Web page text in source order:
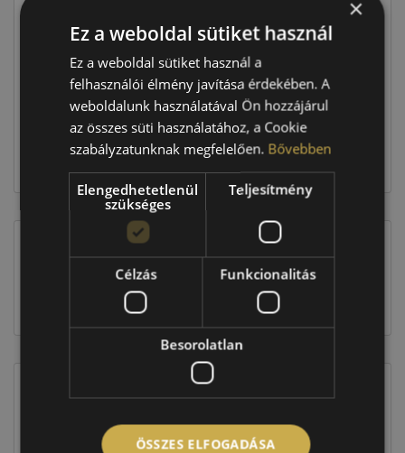
147 960 Ft
Kosárba
EU-s abroncscímke
Figyelem a feltüntetett címke adatok tájékoztató
címkével ellátott abroncs kerül kiszállításra.
×
Ez a weboldal sütiket használ
Ez a weboldal sütiket használ a
felhasználói élmény javítása érdekében. A
weboldalunk használatával Ön hozzájárul
az összes süti használatához, a Cookie
szabályzatunknak megfelelően. Bővebben
Elengedhetetlenül
szükséges
Teljesítmény
Célzás Funkcionalitás
Besorolatlan
ÖSSZES ELFOGADÁSA